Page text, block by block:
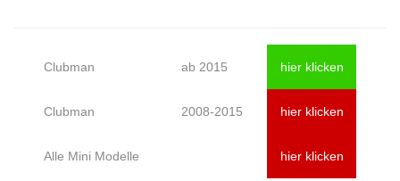
Clubman ab 2015 hier klicken
Clubman 2008-2015 hier klicken
Alle Mini Modelle hier klicken